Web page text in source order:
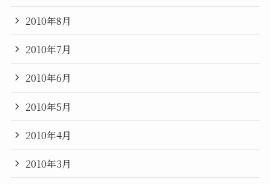
2010年8月
2010年7月
2010年6月
2010年5月
2010年4月
2010年3月